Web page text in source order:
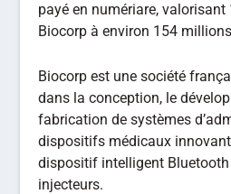
payé en numériare,
Biocorp à environ 154 millions
Biocorp est une société
dans la conception, le
fabrication de systèmes
dispositifs médicaux
dispositif intelligent
injecteurs.